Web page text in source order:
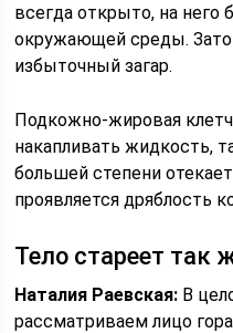
всегда открыто, на
окружающей среды. Зато
избыточный загар.
Подкожно-жировая
накапливать жидкость,
большей степени
проявляется дряблость
Тело стареет так
Наталия Раевская: В
рассматриваем лицо